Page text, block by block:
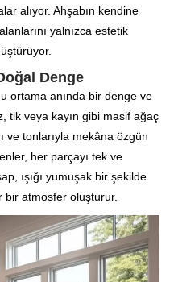
alıyor. Ahşabın kendine
yalnızca estetik
Denge
ortama anında bir denge ve
tik veya kayın gibi masif ağaç
ve tonlarıyla mekâna özgün
her parçayı tek ve
ışığı yumuşak bir şekilde
bir atmosfer oluşturur.